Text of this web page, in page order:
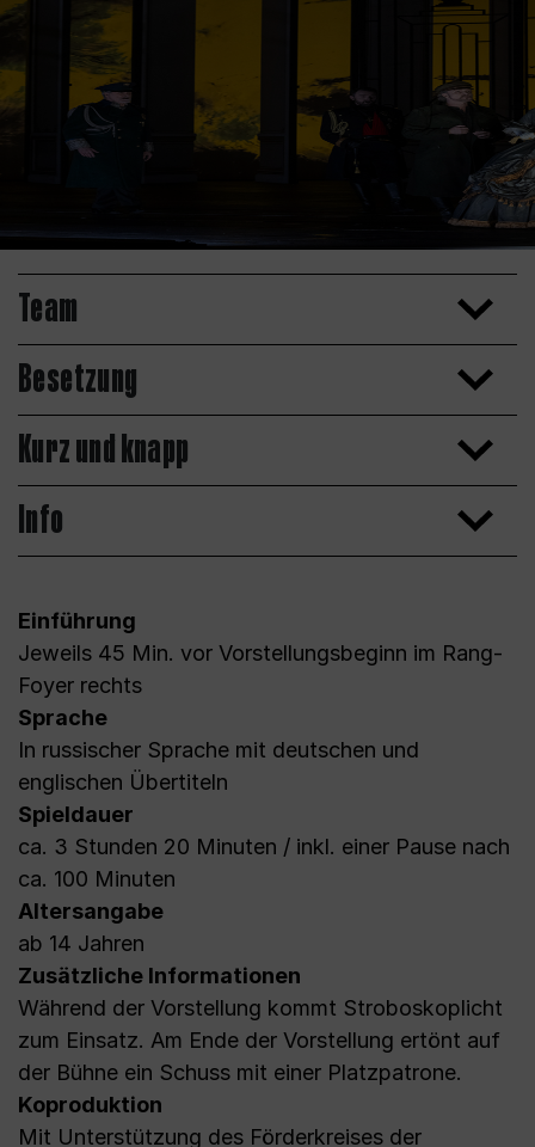
Team
Besetzung
Kurz und knapp
Info
Einführung
Jeweils 45 Min. vor Vorstellungsbeginn im Rang-
Foyer rechts
Sprache
In russischer Sprache mit deutschen und
englischen Übertiteln
Spieldauer
ca. 3 Stunden 20 Minuten / inkl. einer Pause nach
ca. 100 Minuten
Altersangabe
ab 14 Jahren
Zusätzliche Informationen
Während der Vorstellung kommt Stroboskoplicht
zum Einsatz. Am Ende der Vorstellung ertönt auf
der Bühne ein Schuss mit einer Platzpatrone.
Koproduktion
Mit Unterstützung des Förderkreises der